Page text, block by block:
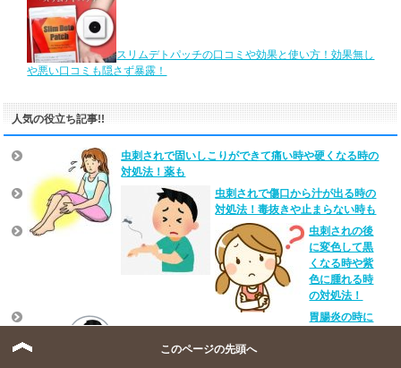
スリムデトパッチの口コミや効果と使い方！効果無し
や悪い口コミも隠さず暴露！
人気の役立ち記事!!
虫刺されで固いしこりができて痛い時や硬くなる時の
対処法！薬も
虫刺されで傷口から汁が出る時の
対処法！毒抜きや止まらない時も
虫刺されの後
に変色して黒
くなる時や紫
色に腫れる時
の対処法！
胃腸炎の時に
あせもにオロナイン軟膏を使うと
このページの先頭へ